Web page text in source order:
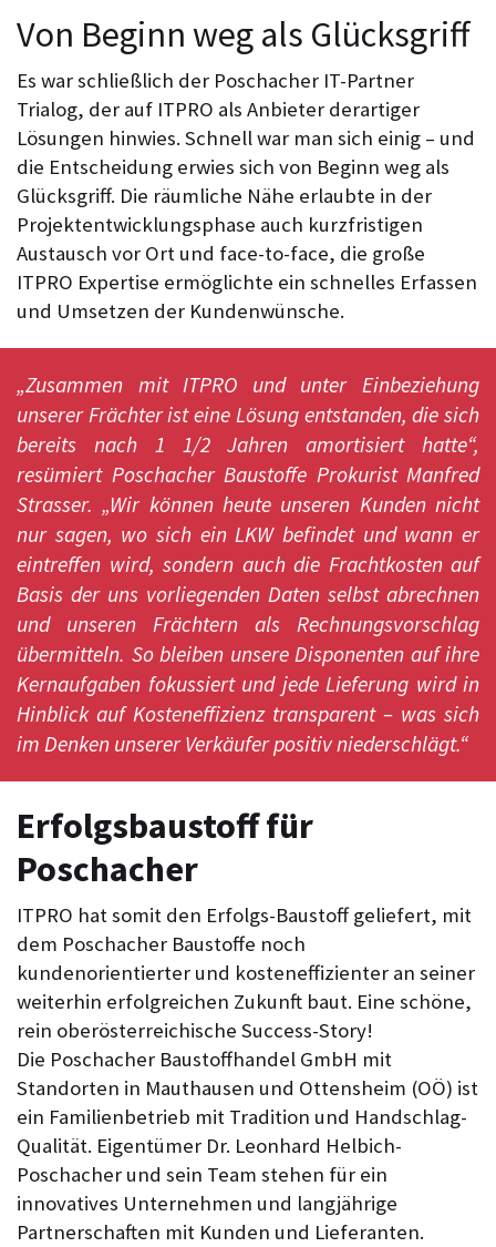
Von Beginn weg als Glücksgriff
Es war schließlich der Poschacher IT-Partner
Trialog, der auf ITPRO als Anbieter derartiger
Lösungen hinwies. Schnell war man sich einig – und
die Entscheidung erwies sich von Beginn weg als
Glücksgriff. Die räumliche Nähe erlaubte in der
Projektentwicklungsphase auch kurzfristigen
Austausch vor Ort und face-to-face, die große
ITPRO Expertise ermöglichte ein schnelles Erfassen
und Umsetzen der Kundenwünsche.
„Zusammen mit ITPRO und unter Einbeziehung
unserer Frächter ist eine Lösung entstanden, die sich
bereits nach 1 1/2 Jahren amortisiert hatte“,
resümiert Poschacher Baustoffe Prokurist Manfred
Strasser. „Wir können heute unseren Kunden nicht
nur sagen, wo sich ein LKW befindet und wann er
eintreffen wird, sondern auch die Frachtkosten auf
Basis der uns vorliegenden Daten selbst abrechnen
und unseren Frächtern als Rechnungsvorschlag
übermitteln. So bleiben unsere Disponenten auf ihre
Kernaufgaben fokussiert und jede Lieferung wird in
Hinblick auf Kosteneffizienz transparent – was sich
im Denken unserer Verkäufer positiv niederschlägt.“
Erfolgsbaustoff für
Poschacher
ITPRO hat somit den Erfolgs-Baustoff geliefert, mit
dem Poschacher Baustoffe noch
kundenorientierter und kosteneffizienter an seiner
weiterhin erfolgreichen Zukunft baut. Eine schöne,
rein oberösterreichische Success-Story!
Die Poschacher Baustoffhandel GmbH mit
Standorten in Mauthausen und Ottensheim (OÖ) ist
ein Familienbetrieb mit Tradition und Handschlag-
Qualität. Eigentümer Dr. Leonhard Helbich-
Poschacher und sein Team stehen für ein
innovatives Unternehmen und langjährige
Partnerschaften mit Kunden und Lieferanten.